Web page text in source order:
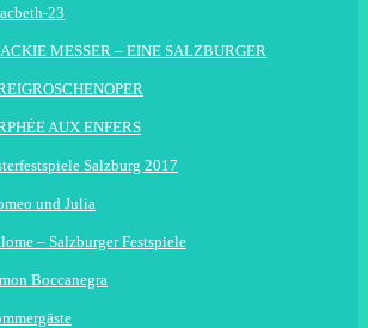
23
MESSER – EINE SALZBURGER
AUX ENFERS
Salzburg 2017
und Julia
– Salzburger Festspiele
Boccanegra